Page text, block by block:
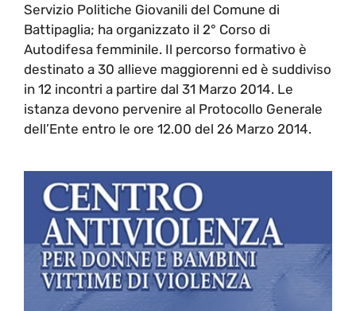
Servizio Politiche Giovanili del Comune di
Battipaglia; ha organizzato il 2° Corso di
Autodifesa femminile. Il percorso formativo è
destinato a 30 allieve maggiorenni ed è suddiviso
in 12 incontri a partire dal 31 Marzo 2014. Le
istanza devono pervenire al Protocollo Generale
dell’Ente entro le ore 12.00 del 26 Marzo 2014.